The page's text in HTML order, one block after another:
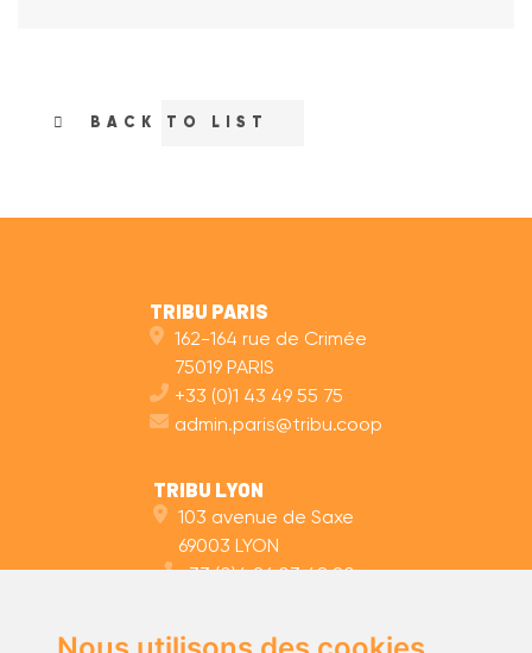
BACK TO LIST
TRIBU PARIS
162-164 rue de Crimée
75019 PARIS
+33 (0)1 43 49 55 75
admin.paris@tribu.coop
TRIBU LYON
103 avenue de Saxe
69003 LYON
+33 (0)4 26 03 48 20